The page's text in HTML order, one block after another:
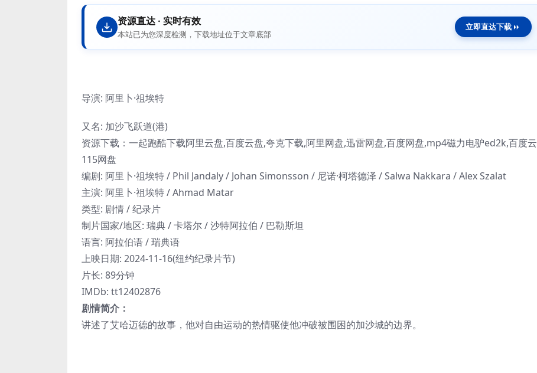
资源直达 · 实时有效
本站已为您深度检测，下载地址位于文章底部
立即直达下载
导演: 阿里卜·祖埃特
又名: 加沙飞跃道(港)
资源下载：一起跑酷下载阿里云盘,百度云盘,夸克下载,阿里网盘,迅雷网盘,百度网盘,mp4磁力电驴ed2k,百度云
115网盘
编剧: 阿里卜·祖埃特 / Phil Jandaly / Johan Simonsson / 尼诺·柯塔德泽 / Salwa Nakkara / Alex Szalat
主演: 阿里卜·祖埃特 / Ahmad Matar
类型: 剧情 / 纪录片
制片国家/地区: 瑞典 / 卡塔尔 / 沙特阿拉伯 / 巴勒斯坦
语言: 阿拉伯语 / 瑞典语
上映日期: 2024-11-16(纽约纪录片节)
片长: 89分钟
IMDb: tt12402876
剧情简介：
讲述了艾哈迈德的故事，他对自由运动的热情驱使他冲破被围困的加沙城的边界。